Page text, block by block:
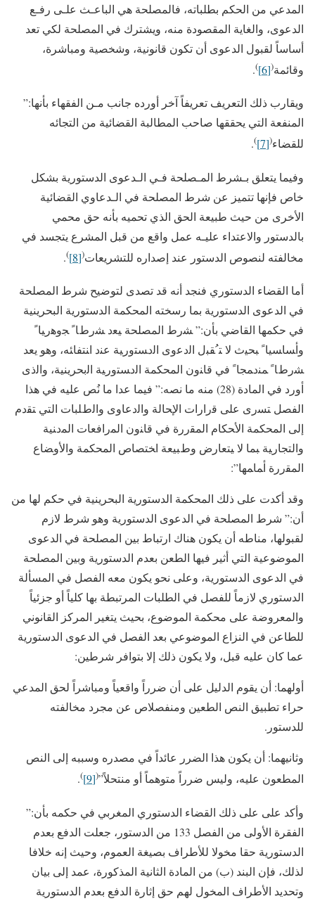
المدعي من الحكم بطلباته، فالمصلحة هي الباعـث علـى رفـع
الدعوى، والغاية المقصودة منه، ويشترك في المصلحة لكي تعد
أساساً لقبول الدعوى أن تكون قانونية، وشخصية ومباشرة،
وقائمة(
[6]
)
.
ويقارب ذلك التعريف تعريفاً آخر أورده جانب مـن الفقهاء بأنها:”
المنفعة التي يحققها صاحب المطالبة القضائية من التجائه
للقضاء(
[7]
)
.
وفيما يتعلق بـشرط المـصلحة فـي الـدعوى الدستورية بشكل
خاص فإنها تتميز عن شرط المصلحة في الـدعاوي القضائية
الأخرى من حيث طبيعة الحق الذي تحميه بأنه حق محمي
بالدستور والاعتداء عليـه عمل واقع من قبل المشرع يتجسد في
مخالفته لنصوص الدستور عند إصداره للتشريعات(
[8]
)
.
أما القضاء الدستوري فنجد أنه قد تصدى لتوضيح شرط المصلحة
في الدعوى الدستورية بما رسخته المحكمة الدستورية البحرينية
في حكمها القاضي بأن:” ﺸﺭﻁ ﺍﻟﻤﺼﻠﺤﺔ ﻴﻌﺩ ﺸﺭﻁﺎﹰ ﺠﻭﻫﺭﻴﺎﹰ
ﻭﺃﺴﺎﺴﻴﺎﹰ ﺒﺤﻴﺙ ﻻ ﺘﹸﻘﺒل ﺍﻟﺩﻋﻭﻯ ﺍﻟﺩﺴﺘﻭﺭﻴﺔ ﻋﻨﺩ ﺍﻨﺘﻔﺎﺌﻪ، وهو يعد
ﺸﺭﻁﺎﹰ ﻤﻨﺩﻤﺠﺎﹰ في ﻗﺎﻨﻭﻥ المحكمة ﺍﻟﺩﺴﺘﻭﺭﻴﺔ ﺍﻟبحرينية، وﺍﻟﺫﻯ
ﺃﻭﺭﺩ ﻓﻲ ﺍﻟﻤﺎﺩﺓ (28) منه ما نصه:” فيما عدا ما نُص عليه في هذا
الفصل ﺘﺴﺭﻯ ﻋﻠﻰ ﻗﺭﺍﺭﺍﺕ ﺍﻹﺤﺎﻟﺔ ﻭﺍﻟﺩﻋﺎﻭﻯ ﻭﺍﻟﻁﻠﺒﺎﺕ ﺍﻟﺘﻲ ﺘﻘﺩﻡ
ﺇﻟﻰ ﺍﻟﻤﺤﻜﻤﺔ ﺍﻷﺤﻜﺎﻡ ﺍﻟﻤﻘﺭﺭﺓ ﻓﻲ ﻗﺎﻨﻭﻥ ﺍﻟﻤﺭﺍﻓﻌﺎﺕ ﺍﻟﻤﺩﻨﻴﺔ
ﻭﺍﻟﺘﺠﺎﺭﻴﺔ ﺒﻤﺎ ﻻ ﻴﺘﻌﺎﺭﺽ ﻭﻁﺒﻴﻌﺔ ﺍﺨﺘﺼﺎﺹ ﺍﻟﻤﺤﻜﻤﺔ ﻭﺍﻷﻭﻀﺎﻉ
ﺍﻟﻤﻘﺭﺭﺓ ﺃﻤﺎﻤﻬﺎ”:
وقد أكدت على ذلك المحكمة الدستورية البحرينية في حكم لها من
أن:” شرط المصلحة في الدعوى الدستورية وهو شرط لازم
لقبولها، مناطه أن يكون هناك ارتباط بين المصلحة في الدعوى
الموضوعية التي أثير فيها الطعن بعدم الدستورية وبين المصلحة
في الدعوى الدستورية، وعلى نحو يكون معه الفصل في المسألة
الدستوري لازماً للفصل في الطلبات المرتبطة بها كلياً أو جزئياً
والمعروضة على محكمة الموضوع، بحيث يتغير المركز القانوني
للطاعن في النزاع الموضوعي بعد الفصل في الدعوى الدستورية
عما كان عليه قبل، ولا يكون ذلك إلا بتوافر شرطين:
أولهما: أن يقوم الدليل على أن ضرراً واقعياً ومباشراً لحق المدعي
حراء تطبيق النص الطعين ومنفصلاص عن مجرد مخالفته
للدستور.
وثانيهما: أن يكون هذا الضرر عائداً في مصدره وسببه إلى النص
المطعون عليه، وليس ضرراً متوهماً أو منتحلاً”(
[9]
)
.
وأكد على على ذلك القضاء الدستوري المغربي في حكمه بأن:”
الفقرة الأولى من الفصل 133 من الدستور، جعلت الدفع بعدم
الدستورية حقا مخولا للأطراف بصيغة العموم، وحيث إنه خلافا
لذلك، فإن البند (ب) من المادة الثانية المذكورة، عمد إلى بيان
وتحديد الأطراف المخول لهم حق إثارة الدفع بعدم الدستورية